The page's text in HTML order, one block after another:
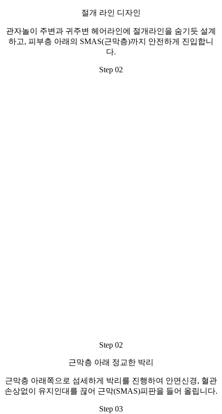
절개 라인 디자인
관자놀이 주변과 귀주변 헤어라인에 절개라인을 숨기듯 설계
하고, 피부층 아래의 SMAS(근막층)까지 안전하게 진입합니
다.
Step 02
Step 02
근막층 아래 정교한 박리
근막층 아래쪽으로 섬세하게 박리를 진행하여 안면신경, 혈관
손상없이 유지인대를 끊어 근막(SMAS)피판을 들어 올립니다.
Step 03